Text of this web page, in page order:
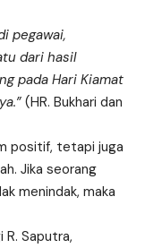
pegawai,
dari hasil
pada Hari Kiamat
(HR. Bukhari dan
positif, tetapi juga
Jika seorang
menindak, maka
R. Saputra,